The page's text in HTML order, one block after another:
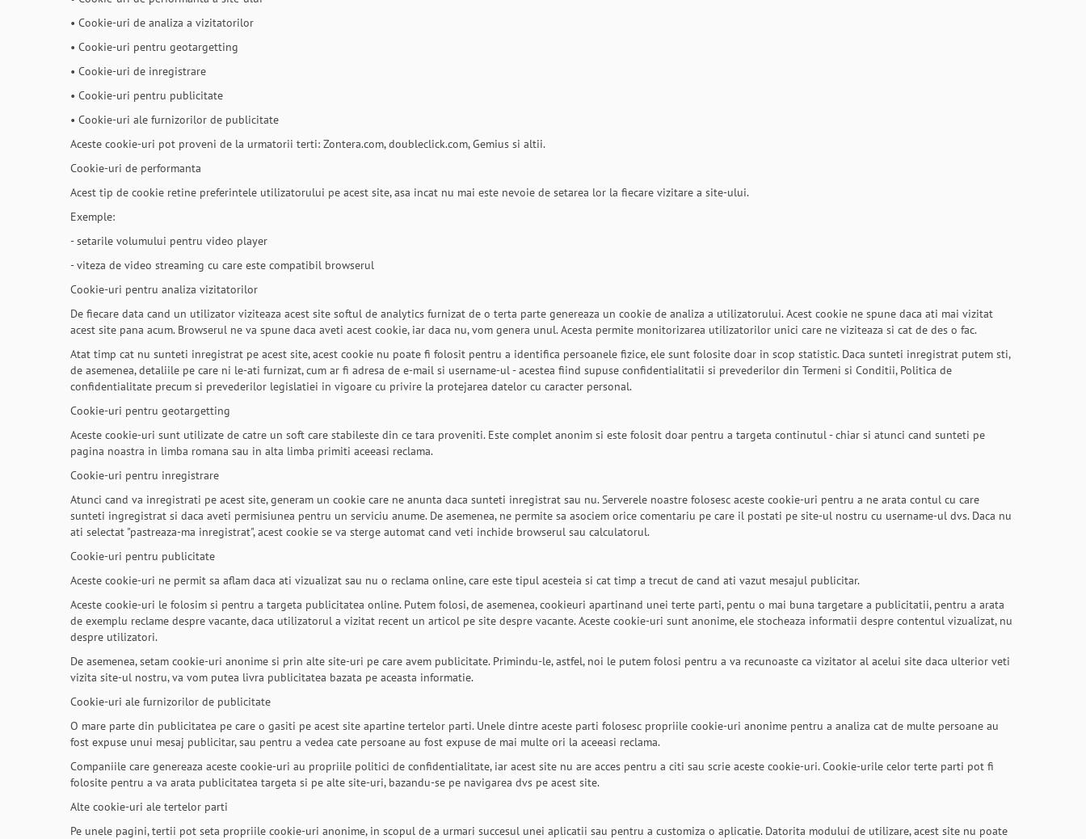
• Cookie-uri de analiza a vizitatorilor
• Cookie-uri pentru geotargetting
• Cookie-uri de inregistrare
• Cookie-uri pentru publicitate
• Cookie-uri ale furnizorilor de publicitate
Aceste cookie-uri pot proveni de la urmatorii terti: Zontera.com, doubleclick.com, Gemius si altii.
Cookie-uri de performanta
Acest tip de cookie retine preferintele utilizatorului pe acest site, asa incat nu mai este nevoie de setarea lor la fiecare vizitare a site-ului.
Exemple:
- setarile volumului pentru video player
- viteza de video streaming cu care este compatibil browserul
Cookie-uri pentru analiza vizitatorilor
De fiecare data cand un utilizator viziteaza acest site softul de analytics furnizat de o terta parte genereaza un cookie de analiza a utilizatorului. Acest cookie ne spune daca ati mai vizitat
acest site pana acum. Browserul ne va spune daca aveti acest cookie, iar daca nu, vom genera unul. Acesta permite monitorizarea utilizatorilor unici care ne viziteaza si cat de des o fac.
Atat timp cat nu sunteti inregistrat pe acest site, acest cookie nu poate fi folosit pentru a identifica persoanele fizice, ele sunt folosite doar in scop statistic. Daca sunteti inregistrat putem sti,
de asemenea, detaliile pe care ni le-ati furnizat, cum ar fi adresa de e-mail si username-ul - acestea fiind supuse confidentialitatii si prevederilor din Termeni si Conditii, Politica de
confidentialitate precum si prevederilor legislatiei in vigoare cu privire la protejarea datelor cu caracter personal.
Cookie-uri pentru geotargetting
Aceste cookie-uri sunt utilizate de catre un soft care stabileste din ce tara proveniti. Este complet anonim si este folosit doar pentru a targeta continutul - chiar si atunci cand sunteti pe
pagina noastra in limba romana sau in alta limba primiti aceeasi reclama.
Cookie-uri pentru inregistrare
Atunci cand va inregistrati pe acest site, generam un cookie care ne anunta daca sunteti inregistrat sau nu. Serverele noastre folosesc aceste cookie-uri pentru a ne arata contul cu care
sunteti ingregistrat si daca aveti permisiunea pentru un serviciu anume. De asemenea, ne permite sa asociem orice comentariu pe care il postati pe site-ul nostru cu username-ul dvs. Daca nu
ati selectat "pastreaza-ma inregistrat", acest cookie se va sterge automat cand veti inchide browserul sau calculatorul.
Cookie-uri pentru publicitate
Aceste cookie-uri ne permit sa aflam daca ati vizualizat sau nu o reclama online, care este tipul acesteia si cat timp a trecut de cand ati vazut mesajul publicitar.
Aceste cookie-uri le folosim si pentru a targeta publicitatea online. Putem folosi, de asemenea, cookieuri apartinand unei terte parti, pentu o mai buna targetare a publicitatii, pentru a arata
de exemplu reclame despre vacante, daca utilizatorul a vizitat recent un articol pe site despre vacante. Aceste cookie-uri sunt anonime, ele stocheaza informatii despre contentul vizualizat, nu
despre utilizatori.
De asemenea, setam cookie-uri anonime si prin alte site-uri pe care avem publicitate. Primindu-le, astfel, noi le putem folosi pentru a va recunoaste ca vizitator al acelui site daca ulterior veti
vizita site-ul nostru, va vom putea livra publicitatea bazata pe aceasta informatie.
Cookie-uri ale furnizorilor de publicitate
O mare parte din publicitatea pe care o gasiti pe acest site apartine tertelor parti. Unele dintre aceste parti folosesc propriile cookie-uri anonime pentru a analiza cat de multe persoane au
fost expuse unui mesaj publicitar, sau pentru a vedea cate persoane au fost expuse de mai multe ori la aceeasi reclama.
Companiile care genereaza aceste cookie-uri au propriile politici de confidentialitate, iar acest site nu are acces pentru a citi sau scrie aceste cookie-uri. Cookie-urile celor terte parti pot fi
folosite pentru a va arata publicitatea targeta si pe alte site-uri, bazandu-se pe navigarea dvs pe acest site.
Alte cookie-uri ale tertelor parti
Pe unele pagini, tertii pot seta propriile cookie-uri anonime, in scopul de a urmari succesul unei aplicatii sau pentru a customiza o aplicatie. Datorita modului de utilizare, acest site nu poate